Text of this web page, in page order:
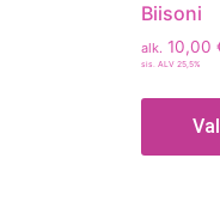
Biisoni
alk. 10,00
sis. ALV 25,5%